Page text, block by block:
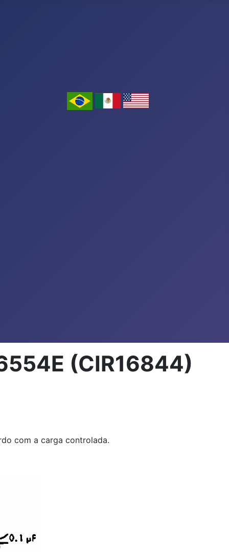
(CIR16844)
com a carga controlada.